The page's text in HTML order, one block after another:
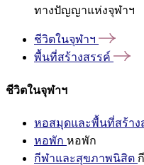
ทางปัญญาแห่งจุฬาฯ
ชีวิตในจุฬาฯ
พื้นที่สร้างสรรค์
ชีวิตในจุฬาฯ
หอสมุดและพื้นที่สร้าง
หอพัก หอพัก
กีฬาและสุขภาพนิสิต